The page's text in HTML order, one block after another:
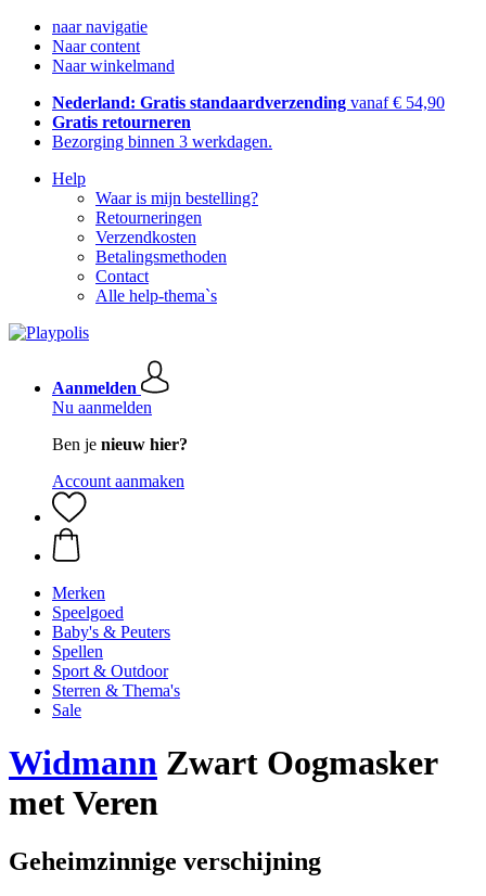
naar navigatie
Naar content
Naar winkelmand
Nederland: Gratis standaardverzending vanaf € 54,90
Gratis retourneren
Bezorging binnen 3 werkdagen.
Help
Waar is mijn bestelling?
Retourneringen
Verzendkosten
Betalingsmethoden
Contact
Alle help-thema`s
Aanmelden
Nu aanmelden
Ben je nieuw hier?
Account aanmaken
Merken
Speelgoed
Baby's & Peuters
Spellen
Sport & Outdoor
Sterren & Thema's
Sale
Widmann Zwart Oogmasker
met Veren
Geheimzinnige verschijning